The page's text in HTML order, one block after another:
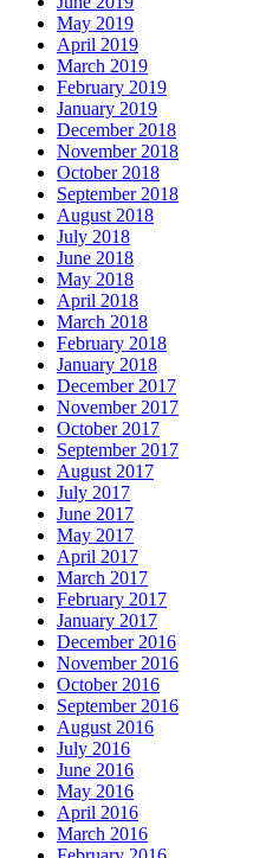
May 2019
April 2019
March 2019
February 2019
January 2019
December 2018
November 2018
October 2018
September 2018
August 2018
July 2018
June 2018
May 2018
April 2018
March 2018
February 2018
January 2018
December 2017
November 2017
October 2017
September 2017
August 2017
July 2017
June 2017
May 2017
April 2017
March 2017
February 2017
January 2017
December 2016
November 2016
October 2016
September 2016
August 2016
July 2016
June 2016
May 2016
April 2016
March 2016